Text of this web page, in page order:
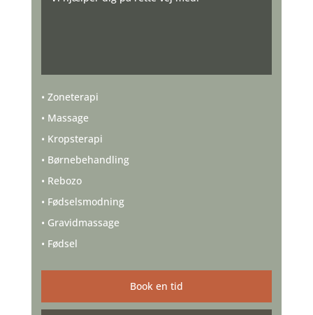
• Zoneterapi
• Massage
• Kropsterapi
• Børnebehandling
• Rebozo
• Fødselsmodning
• Gravidmassage
• Fødsel
Book en tid